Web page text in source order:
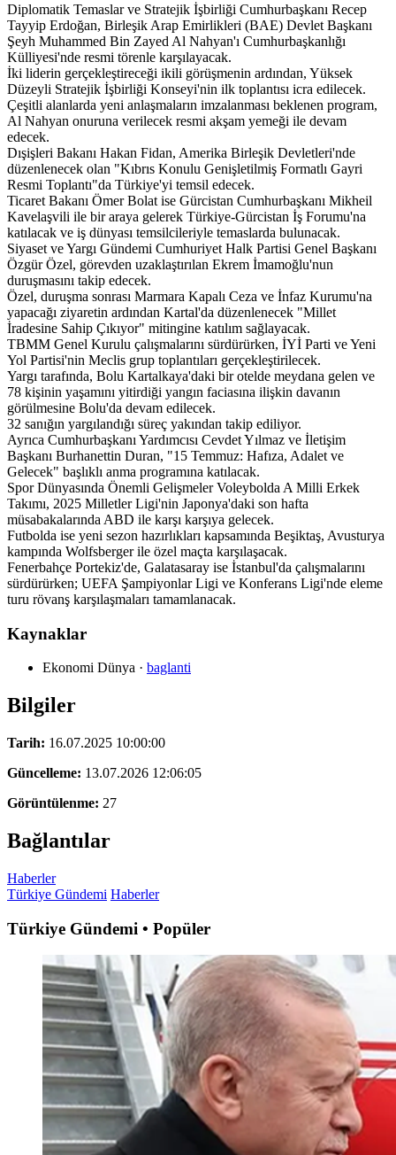
Diplomatik Temaslar ve Stratejik İşbirliği Cumhurbaşkanı Recep
Tayyip Erdoğan, Birleşik Arap Emirlikleri (BAE) Devlet Başkanı
Şeyh Muhammed Bin Zayed Al Nahyan'ı Cumhurbaşkanlığı
Külliyesi'nde resmi törenle karşılayacak.
İki liderin gerçekleştireceği ikili görüşmenin ardından, Yüksek
Düzeyli Stratejik İşbirliği Konseyi'nin ilk toplantısı icra edilecek.
Çeşitli alanlarda yeni anlaşmaların imzalanması beklenen program,
Al Nahyan onuruna verilecek resmi akşam yemeği ile devam
edecek.
Dışişleri Bakanı Hakan Fidan, Amerika Birleşik Devletleri'nde
düzenlenecek olan "Kıbrıs Konulu Genişletilmiş Formatlı Gayri
Resmi Toplantı"da Türkiye'yi temsil edecek.
Ticaret Bakanı Ömer Bolat ise Gürcistan Cumhurbaşkanı Mikheil
Kavelaşvili ile bir araya gelerek Türkiye-Gürcistan İş Forumu'na
katılacak ve iş dünyası temsilcileriyle temaslarda bulunacak.
Siyaset ve Yargı Gündemi Cumhuriyet Halk Partisi Genel Başkanı
Özgür Özel, görevden uzaklaştırılan Ekrem İmamoğlu'nun
duruşmasını takip edecek.
Özel, duruşma sonrası Marmara Kapalı Ceza ve İnfaz Kurumu'na
yapacağı ziyaretin ardından Kartal'da düzenlenecek "Millet
İradesine Sahip Çıkıyor" mitingine katılım sağlayacak.
TBMM Genel Kurulu çalışmalarını sürdürürken, İYİ Parti ve Yeni
Yol Partisi'nin Meclis grup toplantıları gerçekleştirilecek.
Yargı tarafında, Bolu Kartalkaya'daki bir otelde meydana gelen ve
78 kişinin yaşamını yitirdiği yangın faciasına ilişkin davanın
görülmesine Bolu'da devam edilecek.
32 sanığın yargılandığı süreç yakından takip ediliyor.
Ayrıca Cumhurbaşkanı Yardımcısı Cevdet Yılmaz ve İletişim
Başkanı Burhanettin Duran, "15 Temmuz: Hafıza, Adalet ve
Gelecek" başlıklı anma programına katılacak.
Spor Dünyasında Önemli Gelişmeler Voleybolda A Milli Erkek
Takımı, 2025 Milletler Ligi'nin Japonya'daki son hafta
müsabakalarında ABD ile karşı karşıya gelecek.
Futbolda ise yeni sezon hazırlıkları kapsamında Beşiktaş, Avusturya
kampında Wolfsberger ile özel maçta karşılaşacak.
Fenerbahçe Portekiz'de, Galatasaray ise İstanbul'da çalışmalarını
sürdürürken; UEFA Şampiyonlar Ligi ve Konferans Ligi'nde eleme
turu rövanş karşılaşmaları tamamlanacak.
Kaynaklar
Ekonomi Dünya · baglanti
Bilgiler
Tarih: 16.07.2025 10:00:00
Güncelleme: 13.07.2026 12:06:05
Görüntülenme: 27
Bağlantılar
Haberler
Türkiye Gündemi Haberler
Türkiye Gündemi • Popüler